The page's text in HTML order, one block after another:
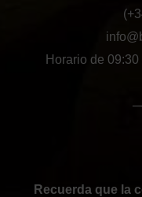
Horario de
Recuerda que la